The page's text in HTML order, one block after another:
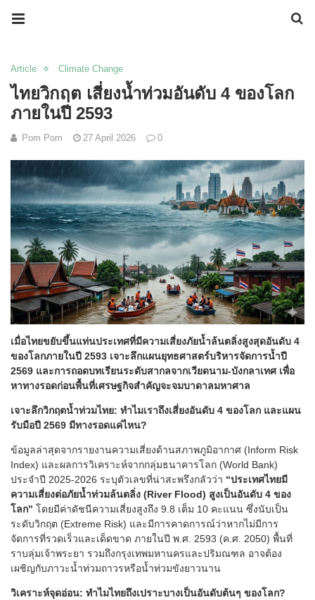
Article Climate Change
ไทยวิกฤต เสี่ยงน้ำท่วมอันดับ 4 ของโลก
ภายในปี 2593
Pom Pom 27 April 2026 0
เมื่อไทยขยับขึ้นแท่นประเทศที่มีความเสี่ยงภัยน้ำล้นตลิ่งสูงสุดอันดับ 4
ของโลกภายในปี 2593 เจาะลึกแผนยุทธศาสตร์บริหารจัดการน้ำปี
2569 และการถอดบทเรียนระดับสากลจากเวียดนาม-บังกลาเทศ เพื่อ
หาทางรอดก่อนพื้นที่เศรษฐกิจสำคัญจะจมบาดาลมหาศาล
เจาะลึกวิกฤตน้ำท่วมไทย: ทำไมเราถึงเสี่ยงอันดับ 4 ของโลก และแผน
รับมือปี 2569 มีทางรอดแค่ไหน?
ข้อมูลล่าสุดจากรายงานความเสี่ยงด้านสภาพภูมิอากาศ (Inform Risk
Index) และผลการวิเคราะห์จากกลุ่มธนาคารโลก (World Bank)
ประจำปี 2025-2026 ระบุตัวเลขที่น่าสะพรึงกลัวว่า “ประเทศไทยมี
ความเสี่ยงต่อภัยน้ำท่วมล้นตลิ่ง (River Flood) สูงเป็นอันดับ 4 ของ
โลก” โดยมีค่าดัชนีความเสี่ยงสูงถึง 9.8 เต็ม 10 คะแนน ซึ่งนับเป็น
ระดับวิกฤต (Extreme Risk) และมีการคาดการณ์ว่าหากไม่มีการ
จัดการที่รวดเร็วและเด็ดขาด ภายในปี พ.ศ. 2593 (ค.ศ. 2050) พื้นที่
ราบลุ่มเจ้าพระยา รวมถึงกรุงเทพมหานครและปริมณฑล อาจต้อง
เผชิญกับภาวะน้ำท่วมถาวรหรือน้ำท่วมขังยาวนาน
วิเคราะห์จุดอ่อน: ทำไมไทยถึงเปราะบางเป็นอันดับต้นๆ ของโลก?